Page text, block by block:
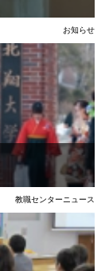
お知らせ
教職センターニュース